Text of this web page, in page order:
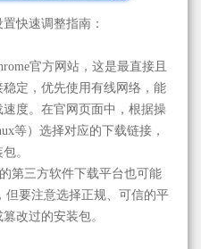
快速调整指南：
官方网站，这是最直接且
定，优先使用有线网络，能
度。在官网页面中，根据操
等）选择对应的下载链接，
。
第三方软件下载平台也可能
但要注意选择正规、可信的平
改过的安装包。